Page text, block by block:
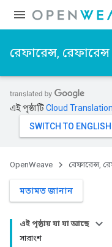
রেফারেন্স, রেফারেন্স
এই পৃষ্ঠাটিCloud
OpenWeave রেফারেন্স,
মতামত জানান
এই পৃষ্ঠায় যা যা আছে
সারাংশ